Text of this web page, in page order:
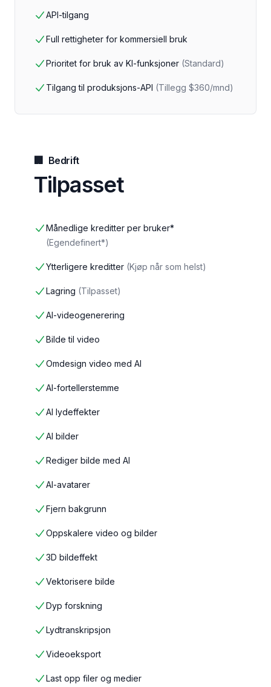
API-tilgang
Full rettigheter for kommersiell bruk
Prioritet for bruk av KI-funksjoner (Standard)
Tilgang til produksjons-API (Tillegg $360/mnd)
🏢 Bedrift
Tilpasset
Månedlige kreditter per bruker*
(Egendefinert*)
Ytterligere kreditter (Kjøp når som helst)
Lagring (Tilpasset)
AI-videogenerering
Bilde til video
Omdesign video med AI
AI-fortellerstemme
AI lydeffekter
AI bilder
Rediger bilde med AI
AI-avatarer
Fjern bakgrunn
Oppskalere video og bilder
3D bildeffekt
Vektorisere bilde
Dyp forskning
Lydtranskripsjon
Videoeksport
Last opp filer og medier